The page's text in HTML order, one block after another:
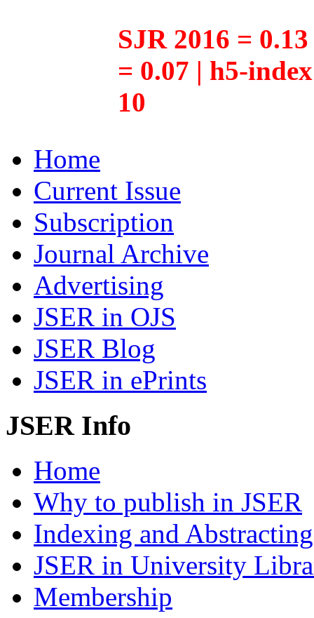
SJR 2016 =
= 0.07 | h5-
10
Home
Current Issue
Subscription
Journal Archive
Advertising
JSER in OJS
JSER Blog
JSER in ePrints
JSER Info
Home
Why to publish in JSER
Indexing and Abstracting
JSER in University
Membership